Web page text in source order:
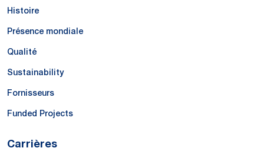
Histoire
Présence mondiale
Qualité
Sustainability
Fornisseurs
Funded Projects
Carrières